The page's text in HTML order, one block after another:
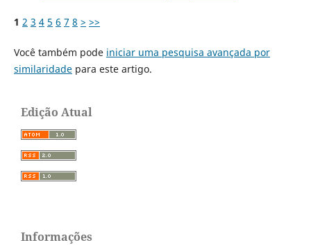
1 2 3 4 5 6 7 8 > >>
Você também pode iniciar uma pesquisa avançada por
similaridadepara este artigo.
Edição Atual
Informações